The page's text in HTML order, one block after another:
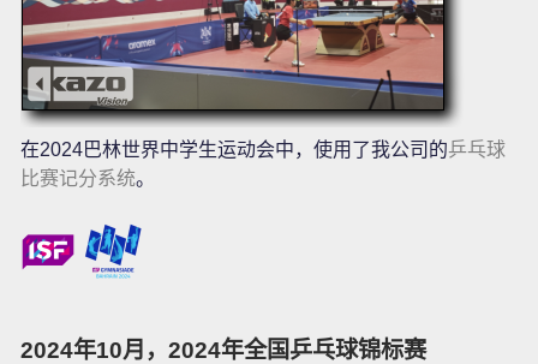
在2024巴林世界中学生运动会中，使用了我公司的乒乓球
比赛记分系统。
2024年10月，2024年全国乒乓球锦标赛